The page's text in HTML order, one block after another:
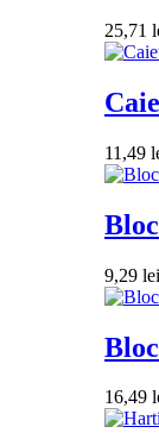
25,71
11,49
9,29 lei
16,49